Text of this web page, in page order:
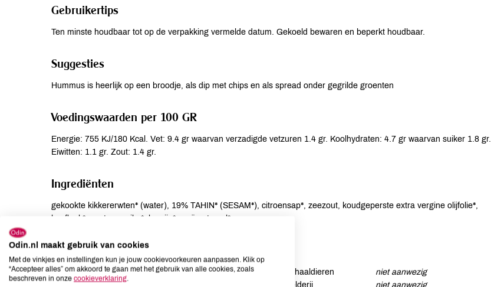
Gebruikertips
Ten minste houdbaar tot op de verpakking vermelde datum. Gekoeld bewaren en beperkt houdbaar.
Suggesties
Hummus is heerlijk op een broodje, als dip met chips en als spread onder gegrilde groenten
Voedingswaarden per 100 GR
Energie: 755 KJ/180 Kcal. Vet: 9.4 gr waarvan verzadigde vetzuren 1.4 gr. Koolhydraten: 4.7 gr waarvan suiker 1.8 gr.
Eiwitten: 1.1 gr. Zout: 1.4 gr.
Ingrediënten
gekookte kikkererwten* (water), 19% TAHIN* (SESAM*), citroensap*, zeezout, koudgeperste extra vergine olijfolie*,
knoflook*, zoete paprika*, komijn*, maïszetmeel*.
Allergenen
Aardnoten
kan bevatten
Schaaldieren
niet aanwezig
Selderij
niet aanwezig
Odin.nl maakt gebruik van cookies
Met de vinkjes en instellingen kun je jouw cookievoorkeuren aanpassen. Klik op
“Accepteer alles” om akkoord te gaan met het gebruik van alle cookies, zoals
beschreven in onze cookieverklaring.